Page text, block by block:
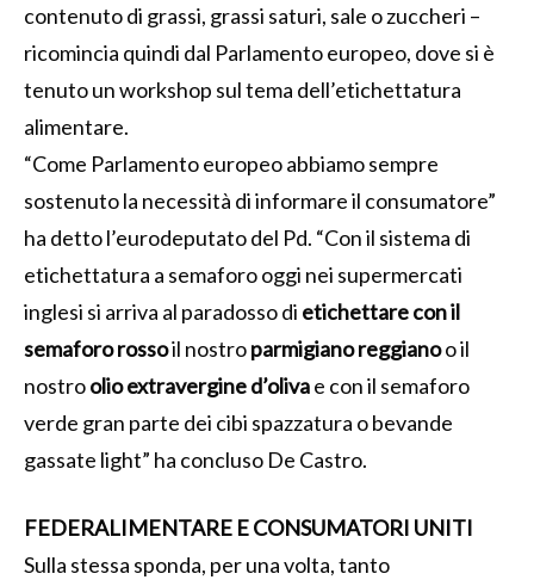
contenuto di grassi, grassi saturi, sale o zuccheri –
ricomincia quindi dal Parlamento europeo, dove si è
tenuto un workshop sul tema dell’etichettatura
alimentare.
“Come Parlamento europeo abbiamo sempre
sostenuto la necessità di informare il consumatore”
ha detto l’eurodeputato del Pd. “Con il sistema di
etichettatura a semaforo oggi nei supermercati
inglesi si arriva al paradosso di etichettare con il
semaforo rossoil nostroparmigiano reggianoo il
nostroolio extravergine d’olivae con il semaforo
verde gran parte dei cibi spazzatura o bevande
gassate light” ha concluso De Castro.
FEDERALIMENTARE E CONSUMATORI UNITI
Sulla stessa sponda, per una volta, tanto